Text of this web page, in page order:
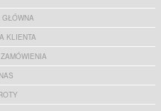
GŁÓWNA
KLIENTA